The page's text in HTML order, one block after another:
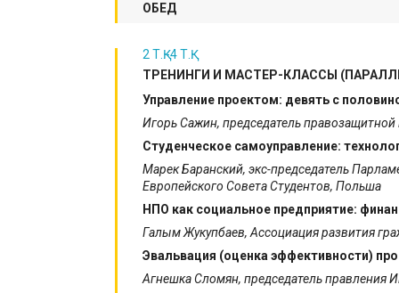
ОБЕД
2 Т.Қ.-4 Т.Қ.
ТРЕНИНГИ И МАСТЕР-КЛАССЫ
Управление проектом: девять с
Игорь Сажин, председатель
Студенческое самоуправление:
Марек Баранский, экс-председатель
Европейского Совета Студентов, Польша
НПО как социальное предприятие:
Галым Жукупбаев, Ассоциация развития
Эвальвация (оценка эффективности)
Агнешка Сломян, председатель правления